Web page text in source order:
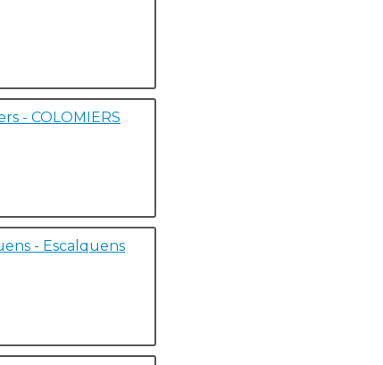
- COLOMIERS
- Escalquens